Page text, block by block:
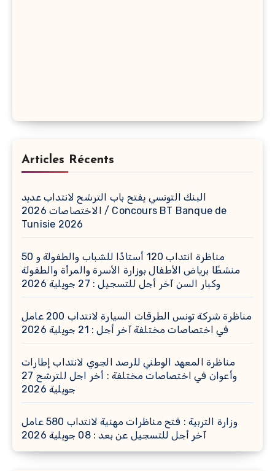
Articles Récents
البنك التونسي يفتح باب الترشح لانتداب عديد
الاختصاصات 2026 / Concours BT Banque de
Tunisie 2026
مناظرة انتداب 120 أستاذًا للشباب والطفولة و 50
منشطًا برياض الأطفال بوزارة الأسرة والمرأة والطفولة
وكبار السن آخر أجل للتسجيل : 27 جويلية 2026
مناظرة شركة تونس الطرقات السيارة لانتداب 200 عامل
في اختصاصات مختلفة آخر أجل : 21 جويلية 2026
مناظرة المعهد الوطني للرصد الجوي لانتداب إطارات
وأعوان في اختصاصات مختلفة : أخر اجل للترشح 27
جويلية 2026
وزارة التربية : فتح مناظرات مهنية لانتداب 580 عامل
آخر أجل للتسجيل عن بعد : 08 جويلية 2026